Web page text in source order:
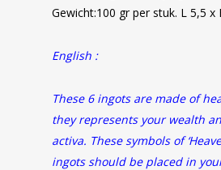
Gewicht:100 gr per stuk. L 5,5 x
English :
These 6 ingots are made of
they represents your wealth
activa. These symbols of
ingots should be placed in